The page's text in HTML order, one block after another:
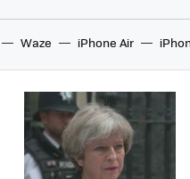
Waze iPhone Air